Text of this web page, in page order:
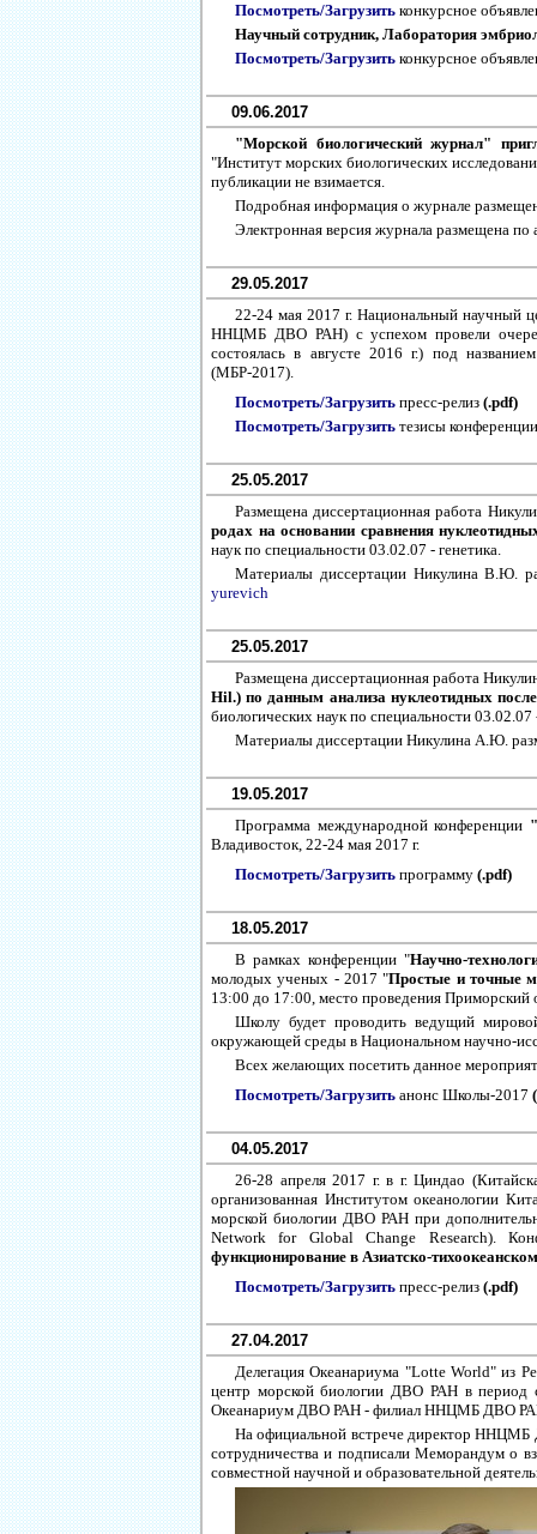
Посмотреть/Загрузить конкурсное
Научный сотрудник, Лаборатория
Посмотреть/Загрузить конкурсное
09.06.2017
"Морской биологический журнал"
"Институт морских биологических
публикации не взимается.
Подробная информация о журнале
Электронная версия журнала размещена по
29.05.2017
22-24 мая 2017 г. Национальный научный
ННЦМБ ДВО РАН) с успехом провели
состоялась в августе 2016 г.) под
(МБР-2017).
Посмотреть/Загрузить пресс-релиз (.pdf)
Посмотреть/Загрузить тезисы
25.05.2017
Размещена диссертационная работа
родах на основании сравнения
наук по специальности 03.02.07 - генетика.
Материалы диссертации Никулина В.Ю.
yurevich
25.05.2017
Размещена диссертационная работа
Hil.) по данным анализа нуклеотидных
биологических наук по специальности 03.02.07
Материалы диссертации Никулина А.Ю.
19.05.2017
Программа международной конференции
Владивосток, 22-24 мая 2017 г.
Посмотреть/Загрузить программу (.pdf)
18.05.2017
В рамках конференции "Научно-
молодых ученых - 2017 "Простые и точные
13:00 до 17:00, место проведения
Школу будет проводить ведущий
окружающей среды в Национальном научно-
Всех желающих посетить данное
Посмотреть/Загрузить анонс Школы-2017
04.05.2017
26-28 апреля 2017 г. в г. Циндао
организованная Институтом океанологии
морской биологии ДВО РАН при
Network for Global Change Research).
функционирование в Азиатско-
Посмотреть/Загрузить пресс-релиз (.pdf)
27.04.2017
Делегация Океанариума "Lotte World" из
центр морской биологии ДВО РАН в период
Океанариум ДВО РАН - филиал ННЦМБ ДВО
На официальной встрече директор ННЦМБ
сотрудничества и подписали Меморандум
совместной научной и образовательной